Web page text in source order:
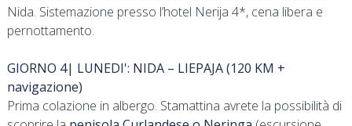
Nida. Sistemazione presso l’hotel Nerija 4*, cena libera e
pernottamento.
GIORNO 4| LUNEDI': NIDA – LIEPAJA (120 KM +
navigazione)
Prima colazione in albergo. Stamattina avrete la possibilità di